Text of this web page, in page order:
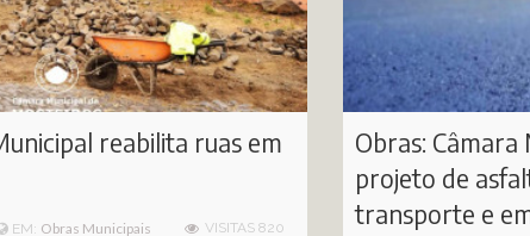
reabilita ruas em
EM: Obras Municipais VISITAS 820
Obras:
projeto de
transporte e